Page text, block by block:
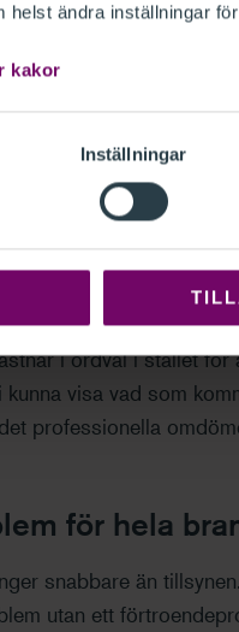
helst ändra inställningar
kakor
Inställningar
omdömet?
användes. Vad
du om det höll? Eller lät
Ibland står det att en
göra dem och att en
i ordval i stället för
visa vad som
professionella
för hela
snabbare än
utan ett